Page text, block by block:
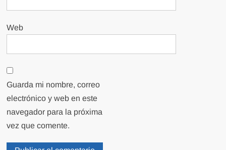
Web
Guarda mi nombre, correo
electrónico y web en este
navegador para la próxima
vez que comente.